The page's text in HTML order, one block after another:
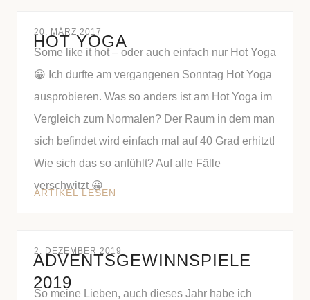
20. MÄRZ 2017
HOT YOGA
Some like it hot – oder auch einfach nur Hot Yoga
😀 Ich durfte am vergangenen Sonntag Hot Yoga
ausprobieren. Was so anders ist am Hot Yoga im
Vergleich zum Normalen? Der Raum in dem man
sich befindet wird einfach mal auf 40 Grad erhitzt!
Wie sich das so anfühlt? Auf alle Fälle
verschwitzt 😀
ARTIKEL LESEN
2. DEZEMBER 2019
ADVENTSGEWINNSPIELE
2019
So meine Lieben, auch dieses Jahr habe ich